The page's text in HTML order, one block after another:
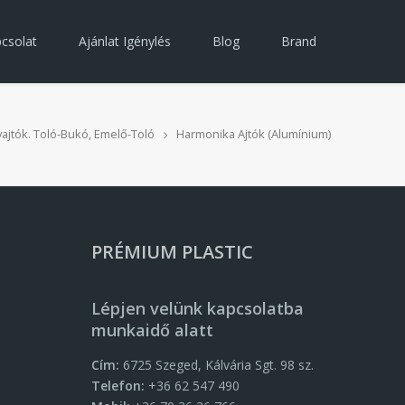
TopAlu
Ajánlat Igénylés Blog Brand
Toló-Bukó, Emelő-Toló Harmonika Ajtók (alumínium)
PRÉMIUM PLASTIC
Lépjen velünk kapcsolatba
munkaidő alatt
Cím: 6725 Szeged, Kálvária Sgt. 98 sz.
Telefon: +36 62 547 490